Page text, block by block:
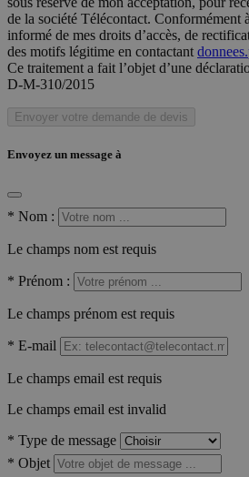
de la société Télécontact. Conformément
informé de mes droits d’accès, de
des motifs légitime en contactant
Ce traitement a fait l’objet d’une
D-M-310/2015
Envoyer votre demande de devis
Envoyez un message à
* Nom :
Le champs nom est requis
* Prénom :
Le champs prénom est requis
* E-mail
Le champs email est requis
Le champs email est invalid
* Type de message
* Objet